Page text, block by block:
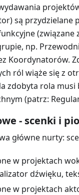
są przydzielane
(związane
np.
Koordynatorów.
ról wiąże się z
zdobyta rola
(patrz:
- scenki i
główne nurty:
w projektach
dźwięku,
w projektach